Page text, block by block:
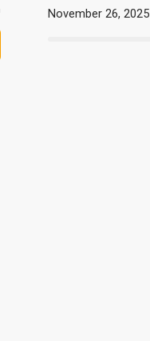
November 26, 2025